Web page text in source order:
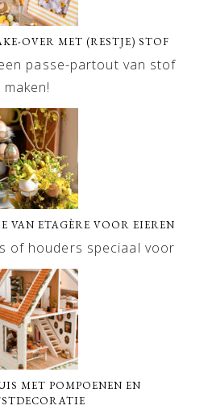
OVER MET (RESTJE) STOF
passe-partout van stof
maken!
VAN ETAGÈRE VOOR EIEREN
of houders speciaal voor
MET POMPOENEN EN